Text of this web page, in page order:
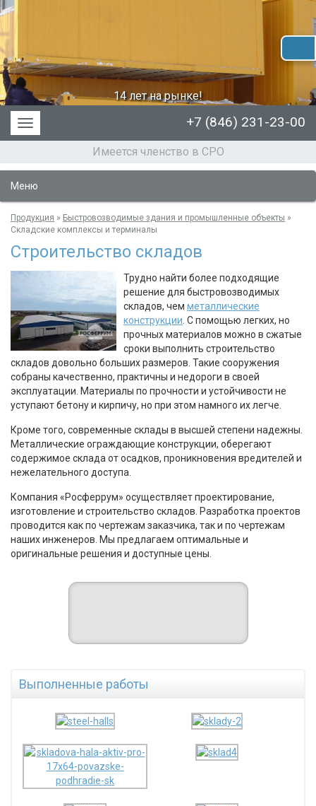
14 лет на рынке!
Меню +7 (846) 231-23-00
Имеется членство в СРО
Меню
Продукция » Быстровозводимые здания и промышленные объекты »
Складские комплексы и терминалы
Строительство складов
Трудно найти более подходящие
решение для быстровозводимых
складов, чем металлические
конструкции . С помощью легких, но
прочных материалов можно в сжатые
сроки выполнить строительство
складов довольно больших размеров. Такие сооружения
собраны качественно, практичны и недороги в своей
эксплуатации. Материалы по прочности и устойчивости не
уступают бетону и кирпичу, но при этом намного их легче.
Кроме того, современные склады в высшей степени надежны.
Металлические ограждающие конструкции, оберегают
содержимое склада от осадков, проникновения вредителей и
нежелательного доступа.
Компания «Росферрум» осуществляет проектирование,
изготовление и строительство складов. Разработка проектов
проводится как по чертежам заказчика, так и по чертежам
наших инженеров. Мы предлагаем оптимальные и
оригинальные решения и доступные цены.
Выполненные работы